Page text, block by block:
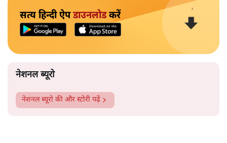
सत्य हिन्दी ऐपडाउनलोडकरें
नेशनल ब्यूरो
नेशनल ब्यूरो की और स्टोरी पढ़ें